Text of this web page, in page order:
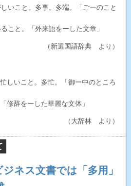
いこと。多事。多端。「ごーのこと
こと。「外来語をーした文章」
（新選国語辞典 より）
しいこと。多忙。「御ー中のところ
修辞をーした華麗な文体」
（大辞林 より）
ジネス文書では「多用」